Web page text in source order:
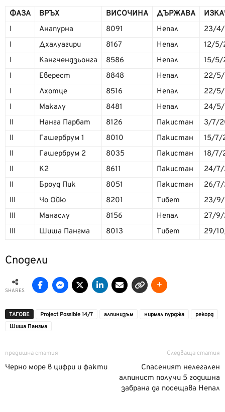
ФАЗА ВРЪХ ВИСОЧИНА ДЪРЖАВА
I
Анапурна 8091 Непал
23/4/
I
Дхалуагири 8167 Непал
12/5/
I
Кангчендзьонга 8586 Непал
15/5/
I
Еверест 8848 Непал
22/5/
I
Лхотце 8516 Непал
22/5/
I
Макалу 8481 Непал
24/5/
II
Нанга Парбат 8126 Пакистан
3/7/
II
Гашербрум 1 8010 Пакистан
15/7/
II
Гашербрум 2 8035 Пакистан
18/7/
II
K2 8611 Пакистан
24/7/
II
Броуд Пик 8051 Пакистан
26/7/
III
Чо Ойю 8201 Тибет
23/9/
III
Манаслу 8156 Непал
27/9/
III
Шиша Пангма 8013 Тибет 29/
Сподели
SHARES
ТАГОВЕ Project Possible 14/7 алпинизъм нирмал пурджа
рекорд
Шиша Пангма
предишна статия
Черно море в цифри и факти
Следваща статия
Спасеният нелегален
алпинист получи 5 годишна
забрана да посещава Непал